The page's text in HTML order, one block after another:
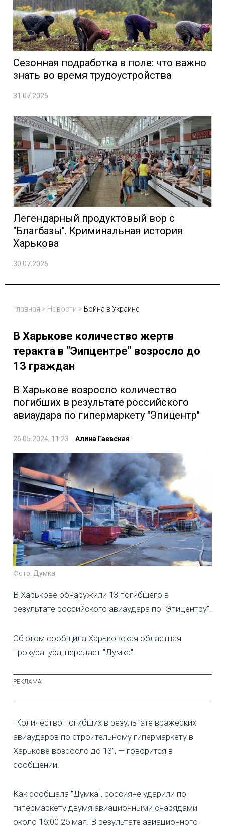
Сезонная подработка в поле: что важно
знать во время трудоустройства
31.07.2026
Легендарный продуктовый вор с
"Благбазы". Криминальная история
Харькова
30.07.2026
Главная > Новости > Война в Украине
В Харькове количество жертв
теракта в "Эипцентре" возросло до
13 граждан
В Харькове возросло количество
погибших в результате российского
авиаудара по гипермаркету "Эпицентр"
26.05.2024, 11:23 Алина Гаевская
Фото: Думка
В Харькове обнаружили 13 погибшего в
результате российского авиаудара по "Эпицентру".
Об этом сообщила Харьковская областная
прокуратура, передает "Думка".
"Количество погибших в результате вражеских
авиаударов по строительному гипермаркету в
Харькове возросло до 13", — говорится в
сообщении.
Как сообщала "Думка", россияне ударили по
гипермаркету двумя авиационными снарядами
около 16:00 25 мая. В результате авиационного